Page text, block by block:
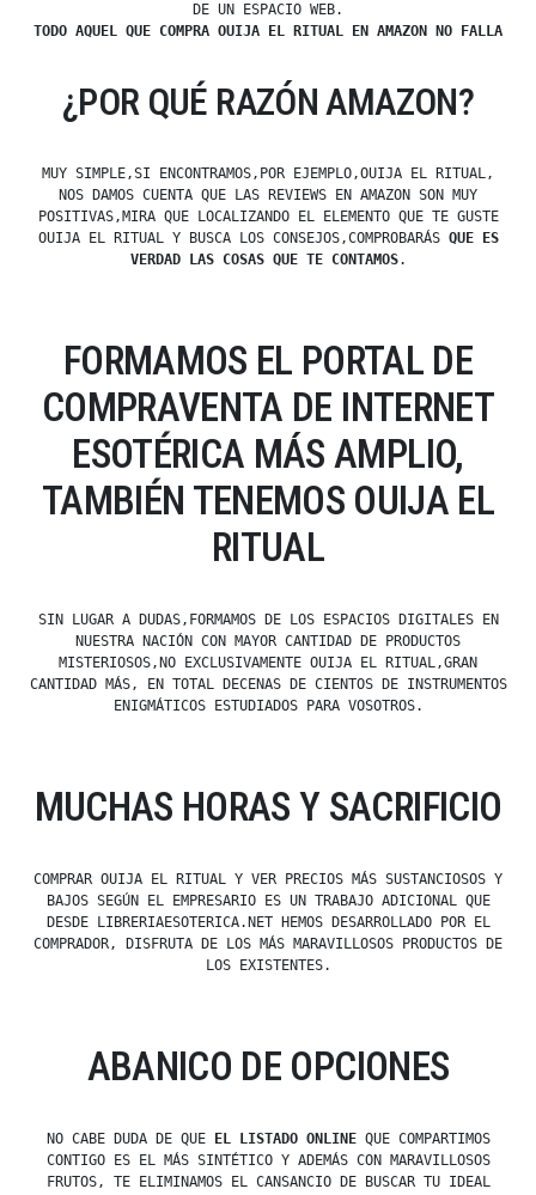
DE UN ESPACIO WEB.
TODO AQUEL QUE COMPRA OUIJA EL RITUAL EN AMAZON NO FALLA
¿POR QUÉ RAZÓN AMAZON?
MUY SIMPLE,SI ENCONTRAMOS,POR EJEMPLO,OUIJA EL RITUAL,
NOS DAMOS CUENTA QUE LAS REVIEWS EN AMAZON SON MUY
POSITIVAS,MIRA QUE LOCALIZANDO EL ELEMENTO QUE TE GUSTE
OUIJA EL RITUAL Y BUSCA LOS CONSEJOS,COMPROBARÁS QUE ES
VERDAD LAS COSAS QUE TE CONTAMOS.
FORMAMOS EL PORTAL DE
COMPRAVENTA DE INTERNET
ESOTÉRICA MÁS AMPLIO,
TAMBIÉN TENEMOS OUIJA EL
RITUAL
SIN LUGAR A DUDAS,FORMAMOS DE LOS ESPACIOS DIGITALES EN
NUESTRA NACIÓN CON MAYOR CANTIDAD DE PRODUCTOS
MISTERIOSOS,NO EXCLUSIVAMENTE OUIJA EL RITUAL,GRAN
CANTIDAD MÁS, EN TOTAL DECENAS DE CIENTOS DE INSTRUMENTOS
ENIGMÁTICOS ESTUDIADOS PARA VOSOTROS.
MUCHAS HORAS Y SACRIFICIO
COMPRAR OUIJA EL RITUAL Y VER PRECIOS MÁS SUSTANCIOSOS Y
BAJOS SEGÚN EL EMPRESARIO ES UN TRABAJO ADICIONAL QUE
DESDE LIBRERIAESOTERICA.NET HEMOS DESARROLLADO POR EL
COMPRADOR, DISFRUTA DE LOS MÁS MARAVILLOSOS PRODUCTOS DE
LOS EXISTENTES.
ABANICO DE OPCIONES
NO CABE DUDA DE QUE EL LISTADO ONLINEQUE COMPARTIMOS
CONTIGO ES EL MÁS SINTÉTICO Y ADEMÁS CON MARAVILLOSOS
FRUTOS, TE ELIMINAMOS EL CANSANCIO DE BUSCAR TU IDEAL